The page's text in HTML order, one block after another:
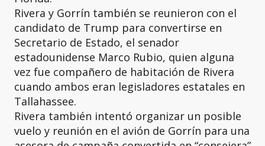
Rivera y Gorrín también se reunieron con el
candidato de Trump para convertirse en
Secretario de Estado, el senador
estadounidense Marco Rubio, quien alguna
vez fue compañero de habitación de Rivera
cuando ambos eran legisladores estatales en
Tallahassee.
Rivera también intentó organizar un posible
vuelo y reunión en el avión de Gorrín para una